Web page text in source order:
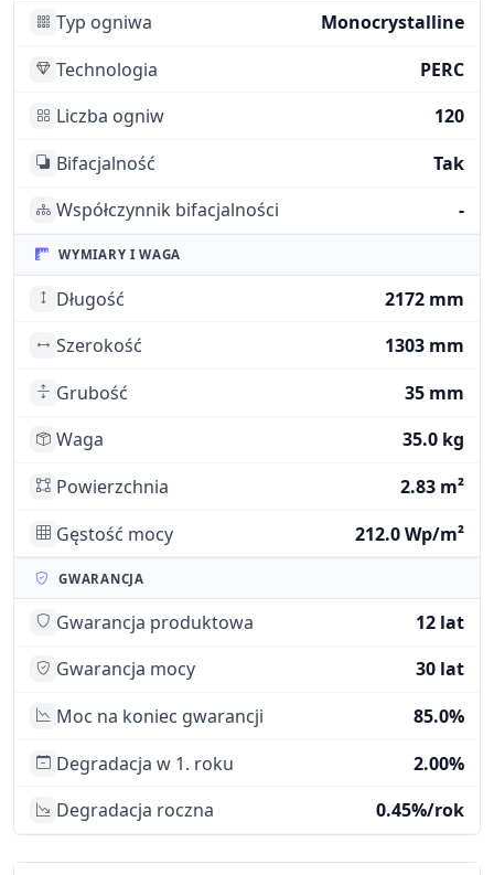
Typ ogniwa
Monocrystalline
Technologia
PERC
Liczba ogniw
120
Bifacjalność
Tak
Współczynnik bifacjalności
-
WYMIARY I WAGA
Długość
2172 mm
Szerokość
1303 mm
Grubość
35 mm
Waga
35.0 kg
Powierzchnia
2.83 m²
Gęstość mocy
212.0 Wp/m²
GWARANCJA
Gwarancja produktowa
12 lat
Gwarancja mocy
30 lat
Moc na koniec gwarancji
85.0%
Degradacja w 1. roku
2.00%
Degradacja roczna
0.45%/rok